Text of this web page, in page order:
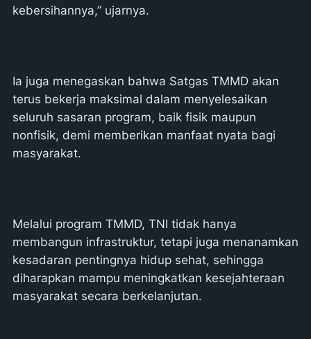
kebersihannya,” ujarnya.
Ia juga menegaskan bahwa Satgas TMMD akan
terus bekerja maksimal dalam menyelesaikan
seluruh sasaran program, baik fisik maupun
nonfisik, demi memberikan manfaat nyata bagi
masyarakat.
Melalui program TMMD, TNI tidak hanya
membangun infrastruktur, tetapi juga menanamkan
kesadaran pentingnya hidup sehat, sehingga
diharapkan mampu meningkatkan kesejahteraan
masyarakat secara berkelanjutan.